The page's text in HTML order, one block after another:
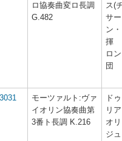
ロ協奏曲変ロ長調
G.482
ス(
サ
ン
揮
ロ
団
モーツァルト:ヴァ
イオリン協奏曲第
3番ト長調 K.216
ド
リ
オ
ジ